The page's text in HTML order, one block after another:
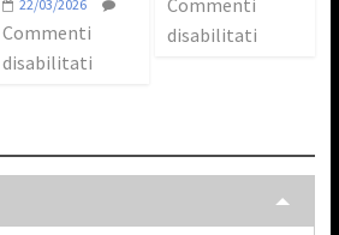
22/03/2026
Commenti
disabilitati
disabilitati